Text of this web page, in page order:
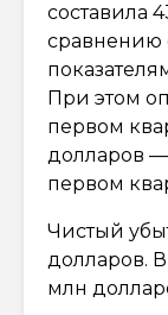
составила
сравнению
При этом
первом
долларов —
первом
Чистый
долларов.
млн